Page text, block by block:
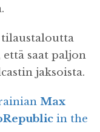
tilaustaloutta
saat paljon
jaksoista.
Max
in the